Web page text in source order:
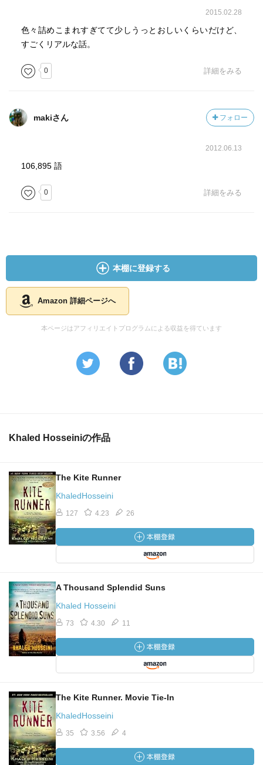
2015.02.28
色々詰めこまれすぎてて少しうっとおしいくらいだけど、
すごくリアルな話。
0 詳細をみる
makiさん フォロー
2012.06.13
106,895 語
0 詳細をみる
本棚に登録する
Amazon 詳細ページへ
本ページはアフィリエイトプログラムによる収益を得ています
Khaled Hosseiniの作品
The Kite Runner
KhaledHosseini
127 4.23 26
A Thousand Splendid Suns
Khaled Hosseini
73 4.30 11
The Kite Runner. Movie Tie-In
KhaledHosseini
35 3.56 4